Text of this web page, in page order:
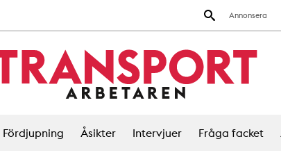
Annonsera
Fördjupning Åsikter Intervjuer Fråga facket